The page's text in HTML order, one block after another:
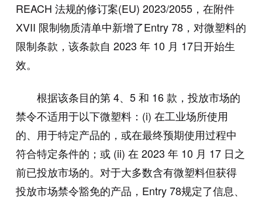
REACH 法规的修订案(EU) 2023/2055，在附件
XVII 限制物质清单中新增了Entry 78，对微塑料的
限制条款，该条款自 2023 年 10 月 17日开始生
效。
根据该条目的第 4、5 和 16 款，投放市场的
禁令不适用于以下微塑料：(i) 在工业场所使用
的、用于特定产品的，或在最终预期使用过程中
符合特定条件的；或 (ii) 在 2023 年 10 月 17 日之
前已投放市场的。对于大多数含有微塑料但获得
投放市场禁令豁免的产品，Entry 78规定了信息、